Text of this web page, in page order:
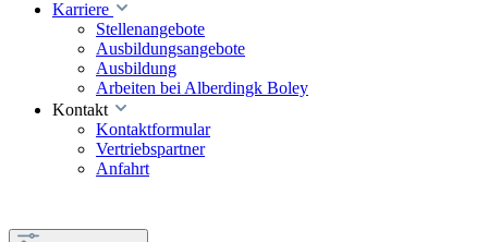
Karriere
Stellenangebote
Ausbildungsangebote
Ausbildung
Arbeiten bei Alberdingk Boley
Kontakt
Kontaktformular
Vertriebspartner
Anfahrt